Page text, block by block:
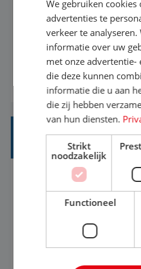
Met jouw ervaring in de
achtergrond in toerisme
volgende stap. Vanaf je
wereld over en speel je
wensen van je team, je
reiswereld gebeurt. Met
klanten te overtuigen om
boeken! ...
BEKIJK VACATURE
REISADVISEUR
Aalsmeer, Noord-Holland,
33-36 uur
MBO
Een vakantie plannen is
het nu voor jezelf is, of
We gebruiken
advertenties te
verkeer te analyseren.
informatie over uw
met onze advertentie-
die deze kunnen
informatie die u aan
die zij hebben
van hun diensten.
Strikt
noodzakelijk
Functioneel